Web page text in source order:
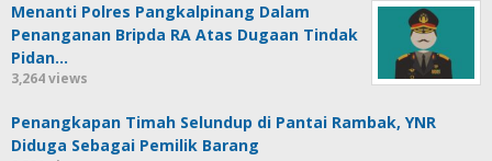
Menanti Polres Pangkalpinang Dalam
Penanganan Bripda RA Atas Dugaan Tindak
Pidan…
3,264 views
Penangkapan Timah Selundup di Pantai Rambak, YNR
Diduga Sebagai Pemilik Barang